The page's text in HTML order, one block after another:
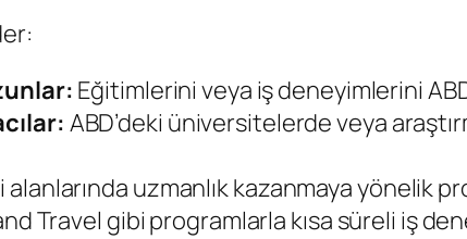
Eğitimlerini veya iş deneyimlerini
ABD’deki üniversitelerde veya
alanlarında uzmanlık kazanmaya yönelik
Travel gibi programlarla kısa süreli iş